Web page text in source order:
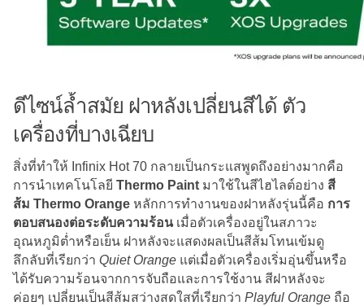
ดีไซน์ล้ำสมัย ฝาหลังเปลี่ยนสีได้ ตัว
เครื่องที่บางเฉียบ
สิ่งที่ทำให้ Infinix Hot 70 กลายเป็นกระแสพูดถึงอย่างมากคือ
การนำเทคโนโลยี Thermo Paint มาใช้ในสีไฮไลต์อย่าง สี
ส้ม Thermo Orange หลักการทำงานของฝาหลังรุ่นนี้คือ การ
ตอบสนองต่อระดับความร้อนเมื่อตัวเครื่องอยู่ในสภาวะ
อุณหภูมิต่ำหรือเย็น ฝาหลังจะแสดงผลเป็นสีส้มโทนเข้มดู
ลึกลับที่เรียกว่า Quiet Orange แต่เมื่อตัวเครื่องเริ่มอุ่นขึ้นหรือ
ได้รับความร้อนจากการจับถือและการใช้งาน สีฝาหลังจะ
ค่อยๆ เปลี่ยนเป็นสีส้มสว่างสดใสที่เรียกว่า Playful Orange ถือ